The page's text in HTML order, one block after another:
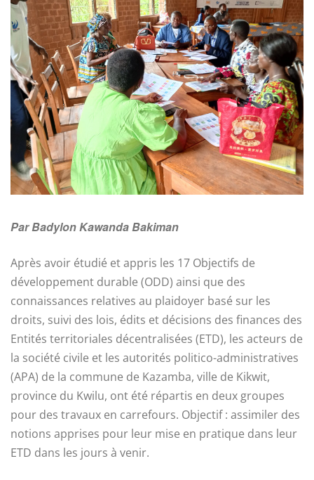
Par Badylon Kawanda Bakiman
Après avoir étudié et appris les 17 Objectifs de
développement durable (ODD) ainsi que des
connaissances relatives au plaidoyer basé sur les
droits, suivi des lois, édits et décisions des finances des
Entités territoriales décentralisées (ETD), les acteurs de
la société civile et les autorités politico-administratives
(APA) de la commune de Kazamba, ville de Kikwit,
province du Kwilu, ont été répartis en deux groupes
pour des travaux en carrefours. Objectif : assimiler des
notions apprises pour leur mise en pratique dans leur
ETD dans les jours à venir.